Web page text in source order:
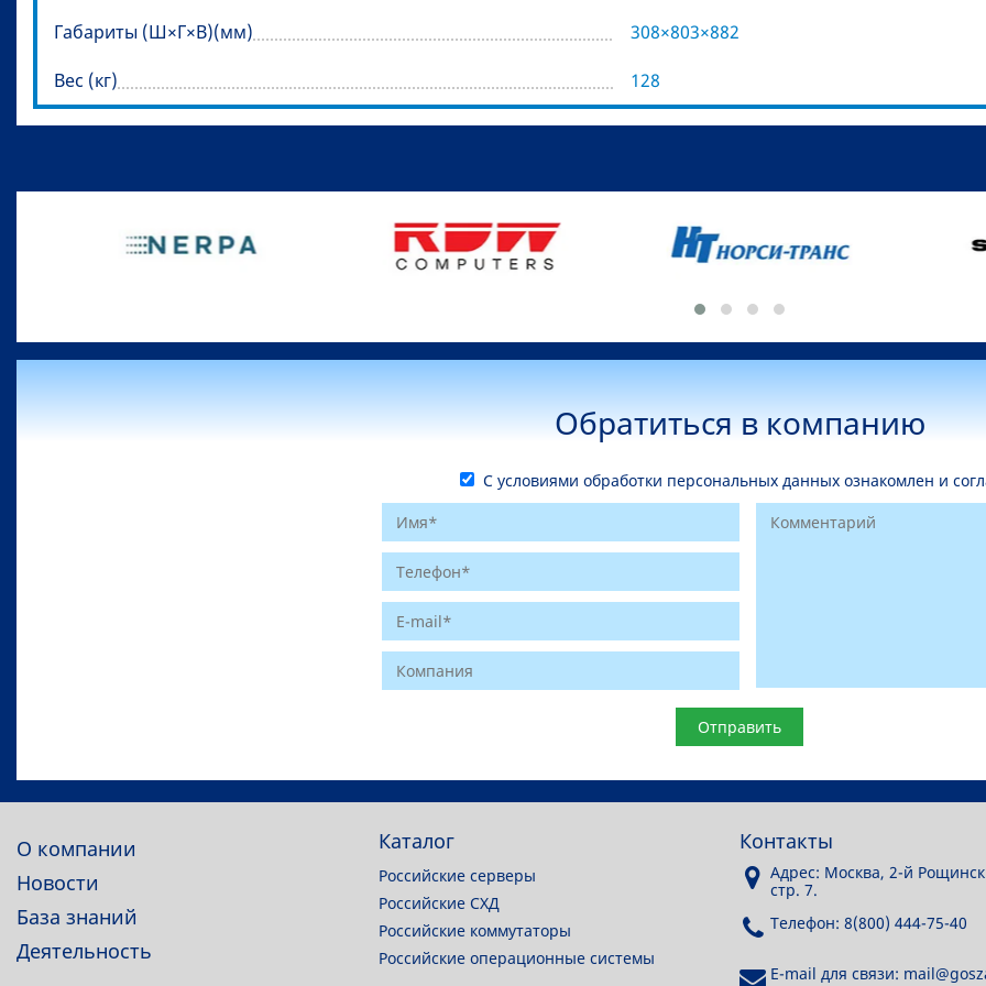
Габариты (Ш×Г×В)(мм)
308×803×882
Вес (кг)
128
Обратиться в компанию
С условиями обработки персональных данных ознакомлен и
О компании
Новости
База знаний
Деятельность
Каталог
Российские серверы
Российские СХД
Российские коммутаторы
Российские операционные системы
Контакты
Адрес: Москва, 2-й
стр. 7.
Телефон: 8(800) 444-75-40
E-mail для связи: